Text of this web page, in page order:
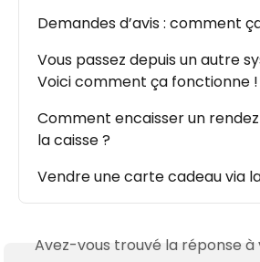
Demandes d’avis : comment
Vous passez depuis un autre
Voici comment ça fonctionne !
Comment encaisser un
la caisse ?
Vendre une carte cadeau via
Avez-vous trouvé la réponse